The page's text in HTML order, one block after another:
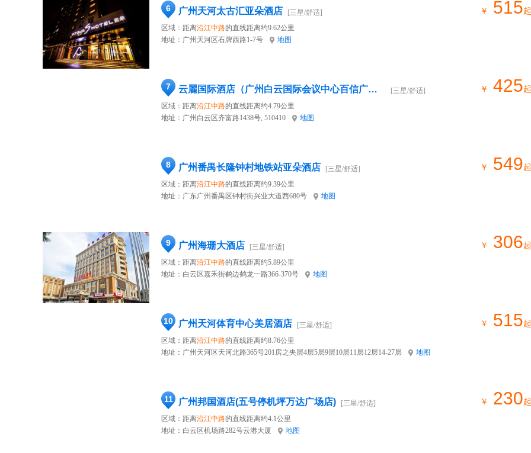
6 广州天河太古汇亚朵酒店
[三星/舒适]
区域：距离沿江中路的直线距离约9.62公里
地址： 广州天河区石牌西路1-7号 地图
￥ 515起
7 云麗国际酒店（广州白云国际会议中心百信广场店）
[三星/舒适]
区域：距离沿江中路的直线距离约4.79公里
地址： 广州白云区齐富路1438号, 510410 地图
￥ 425起
8 广州番禺长隆钟村地铁站亚朵酒店
[三星/舒适]
区域：距离沿江中路的直线距离约9.39公里
地址： 广东广州番禺区钟村街兴业大道西680号 地图
￥ 549起
9 广州海珊大酒店
[三星/舒适]
区域：距离沿江中路的直线距离约5.89公里
地址： 白云区嘉禾街鹤边鹤龙一路366-370号 地图
￥ 306起
10 广州天河体育中心美居酒店
[三星/舒适]
区域：距离沿江中路的直线距离约8.76公里
地址： 广州天河区天河北路365号201房之夹层4层5层9层10层11层12层14-27层 地图
￥ 515起
11 广州邦国酒店(五号停机坪万达广场店)
[三星/舒适]
区域：距离沿江中路的直线距离约4.1公里
地址： 白云区机场路282号云港大厦 地图
￥ 230起